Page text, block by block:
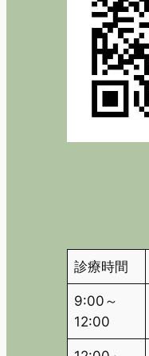
診療時間
9:00～
12:00